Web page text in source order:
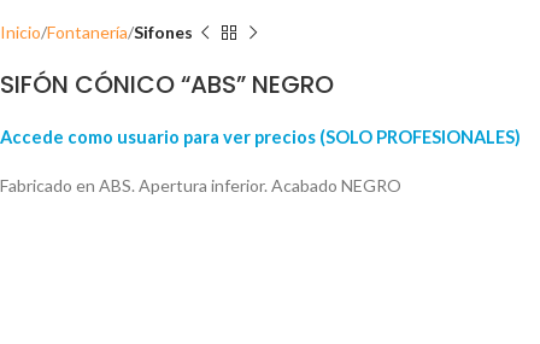
Inicio Fontanería Sifones
SIFÓN CÓNICO “ABS” NEGRO
Accede como usuario para ver precios (SOLO PROFESIONALES)
Fabricado en ABS. Apertura inferior. Acabado NEGRO